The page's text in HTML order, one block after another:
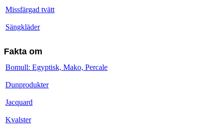
Missfärgad tvätt
Sängkläder
Fakta om
Bomull: Egyptisk, Mako, Percale
Dunprodukter
Jacquard
Kvalster